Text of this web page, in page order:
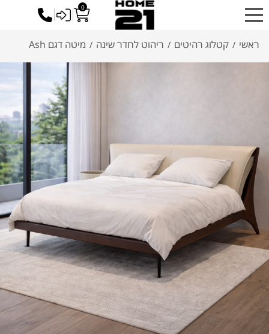
0
כניסה
ראשי / קטלוג רהיטים / ריהוט לחדר שינה / מיטה דגם Ash